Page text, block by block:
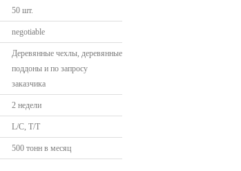
50 шт.
negotiable
Деревянные чехлы, деревянные
поддоны и по запросу
заказчика
2 недели
L/C, T/T
500 тонн в месяц